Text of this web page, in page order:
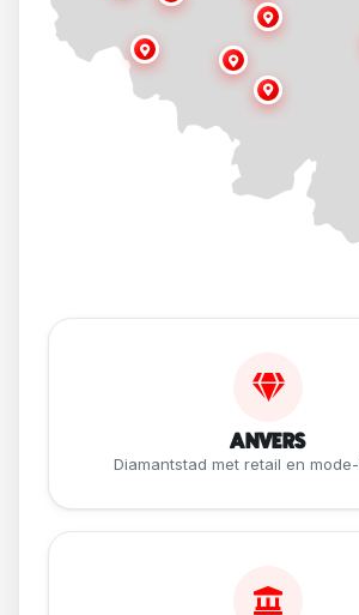
ANVERS
Diamantstad met retail en